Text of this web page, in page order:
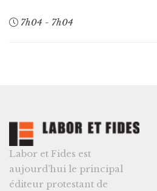
7h04 - 7h04
Labor et Fides est
aujourd’hui le principal
éditeur protestant de